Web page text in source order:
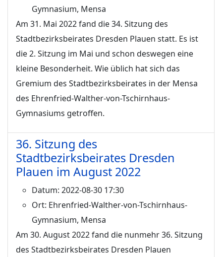
Gymnasium, Mensa
Am 31. Mai 2022 fand die 34. Sitzung des
Stadtbezirksbeirates Dresden Plauen statt. Es ist
die 2. Sitzung im Mai und schon deswegen eine
kleine Besonderheit. Wie üblich hat sich das
Gremium des Stadtbezirksbeirates in der Mensa
des Ehrenfried-Walther-von-Tschirnhaus-
Gymnasiums getroffen.
36. Sitzung des
Stadtbezirksbeirates Dresden
Plauen im August 2022
Datum: 2022-08-30 17:30
Ort: Ehrenfried-Walther-von-Tschirnhaus-
Gymnasium, Mensa
Am 30. August 2022 fand die nunmehr 36. Sitzung
des Stadtbezirksbeirates Dresden Plauen